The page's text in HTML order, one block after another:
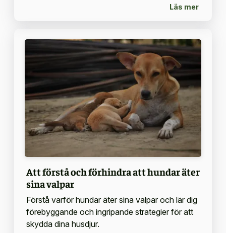
Läs mer
Att förstå och förhindra att hundar äter
sina valpar
Förstå varför hundar äter sina valpar och lär dig
förebyggande och ingripande strategier för att
skydda dina husdjur.